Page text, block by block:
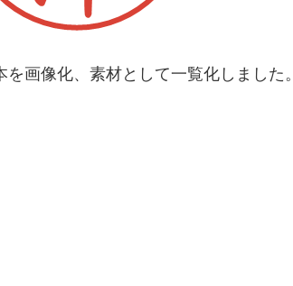
画像化、素材として一覧化しました。